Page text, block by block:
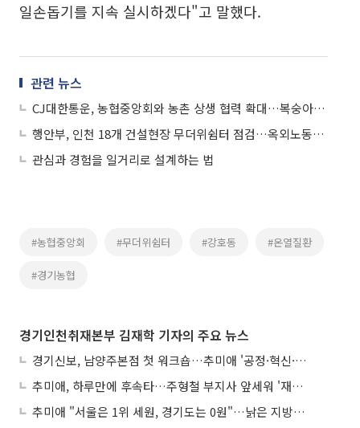
일손돕기를 지속 실시하겠다"고 말했다.
관련 뉴스
CJ대한통운, 농협중앙회와 농촌 상생 협력 확대…복숭아 농가 봉사활동
행안부, 인천 18개 건설현장 무더위쉼터 점검…옥외노동자 안전 강화
관심과 경험을 일거리로 설계하는 법
#농협중앙회 #무더위쉼터 #강호동 #온열질환
#경기농협
경기인천취재본부 김재학 기자의 주요 뉴스
경기신보, 남양주본점 첫 워크숍…추미애 '공정·혁신·포용' 전면 반영
추미애, 하루만에 후속타…주형철 부지사 앞세워 '재정TF' 즉시 가동
추미애 "서울은 1위 세원, 경기도는 0원"…낡은 지방세제 정조준